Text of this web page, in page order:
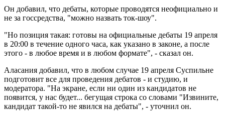
Он добавил, что дебаты, которые проводятся неофициально и
не за госсредства, "можно назвать ток-шоу".
"Но позиция такая: готовы на официальные дебаты 19 апреля
в 20:00 в течение одного часа, как указано в законе, а после
этого - в любое время и в любом формате", - сказал он.
Аласания добавил, что в любом случае 19 апреля Суспильне
подготовит все для проведения дебатов - и студию, и
модератора. "На экране, если ни один из кандидатов не
появится, у нас будет... бегущая строка со словами "Извините,
кандидат такой-то не явился на дебаты", - уточнил он.